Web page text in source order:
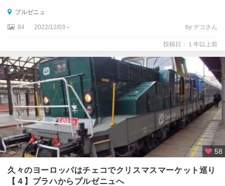
プルゼニュ
84 2022/12/03～ by デコさん
投稿日：１年以上前
58
久々のヨーロッパはチェコでクリスマスマーケット巡り
【４】プラハからプルゼニュへ